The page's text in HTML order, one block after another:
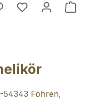
Du hast 0
54343 Föhren,